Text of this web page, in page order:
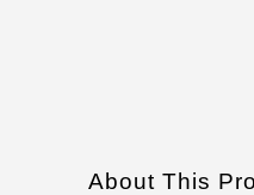
About This